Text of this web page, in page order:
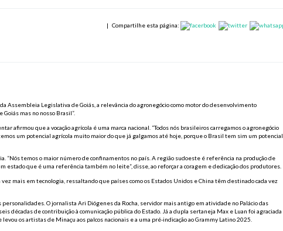
| Compartilhe esta página:
Assembleia Legislativa de Goiás, a relevância do agronegócio como motor do desenvolvimento
Goiás mas no nosso Brasil”.
afirmou que a vocação agrícola é uma marca nacional. “Todos nós brasileiros carregamos o agronegócio
um potencial agrícola muito maior do que já galgamos até hoje, porque o Brasil tem sim um potencial
“Nós temos o maior número de confinamentos no país. A região sudoeste é referência na produção de
estado que é uma referência também no leite”, disse, ao reforçar a coragem e dedicação dos produtores.
mais em tecnologia, ressaltando que países como os Estados Unidos e China têm destinado cada vez
O jornalista Ari Diógenes da Rocha, servidor mais antigo em atividade no Palácio das
décadas de contribuição à comunicação pública do Estado. Já a dupla sertaneja Max e Luan foi agraciada
os artistas de Minaçu aos palcos nacionais e a uma pré-indicação ao Grammy Latino 2025.